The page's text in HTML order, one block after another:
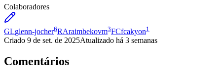
Colaboradores
GLglenn-jocher6RAraimbekovm3FCfcakyon1
Criado 9 de set. de 2025Atualizado há 3 semanas
Comentários